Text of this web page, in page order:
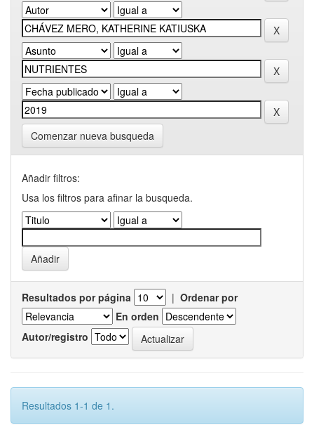
Comenzar nueva busqueda
Añadir filtros:
Usa los filtros para afinar la busqueda.
Resultados por página | Ordenar por
En orden
Autor/registro
Resultados 1-1 de 1.